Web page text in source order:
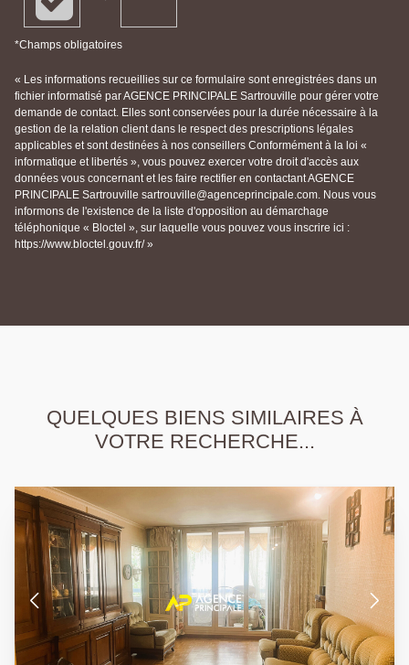
*Champs obligatoires
« Les informations recueillies sur ce formulaire sont enregistrées dans un
fichier informatisé par AGENCE PRINCIPALE Sartrouville pour gérer votre
demande de contact. Elles sont conservées pour la durée nécessaire à la
gestion de la relation client dans le respect des prescriptions légales
applicables et sont destinées à nos conseillers Conformément à la loi «
informatique et libertés », vous pouvez exercer votre droit d'accès aux
données vous concernant et les faire rectifier en contactant AGENCE
PRINCIPALE Sartrouville sartrouville@agenceprincipale.com. Nous vous
informons de l'existence de la liste d'opposition au démarchage
téléphonique « Bloctel », sur laquelle vous pouvez vous inscrire ici :
https://www.bloctel.gouv.fr/ »
QUELQUES BIENS SIMILAIRES À
VOTRE RECHERCHE...